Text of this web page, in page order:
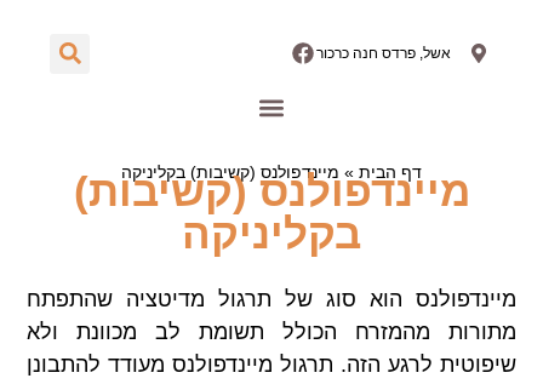
אשל, פרדס חנה כרכור
דף הבית » מיינדפולנס (קשיבות) בקליניקה
מיינדפולנס (קשיבות)
בקליניקה
מיינדפולנס הוא סוג של תרגול מדיטציה שהתפתח
מתורות מהמזרח הכולל תשומת לב מכוונת ולא
שיפוטית לרגע הזה. תרגול מיינדפולנס מעודד להתבונן